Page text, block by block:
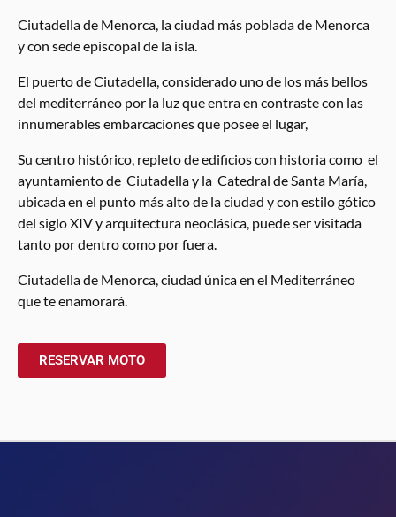
Ciutadella de Menorca, la ciudad más poblada de Menorca
y con sede episcopal de la isla.
El puerto de Ciutadella, considerado uno de los más bellos
del mediterráneo por la luz que entra en contraste con las
innumerables embarcaciones que posee el lugar,
Su centro histórico, repleto de edificios con historia como el
ayuntamiento de Ciutadella y la Catedral de Santa María,
ubicada en el punto más alto de la ciudad y con estilo gótico
del siglo XIV y arquitectura neoclásica, puede ser visitada
tanto por dentro como por fuera.
Ciutadella de Menorca, ciudad única en el Mediterráneo
que te enamorará.
RESERVAR MOTO